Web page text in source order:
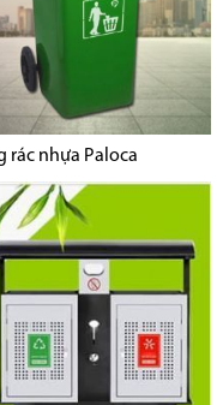
rác nhựa Paloca